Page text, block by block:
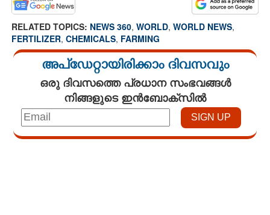
RELATED TOPICS: NEWS 360, WORLD, WORLD NEWS,
FERTILIZER, CHEMICALS, FARMING
അപ്ഡേറ്റായിരിക്കാം ദിവസവും
ഒരു ദിവസത്തെ പ്രധാന സംഭവങ്ങൾ
നിങ്ങളുടെ ഇൻബോക്സിൽ